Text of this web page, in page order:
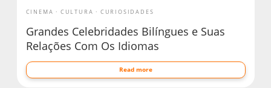
CINEMA CULTURA CURIOSIDADES
Grandes Celebridades Bilíngues e Suas
Relações Com Os Idiomas
Read more